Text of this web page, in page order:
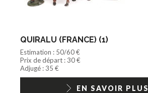
QUIRALU (FRANCE) (1)
Estimation : 50/60 €
Prix de départ : 30 €
Adjugé : 35 €
EN SAVOIR PLUS